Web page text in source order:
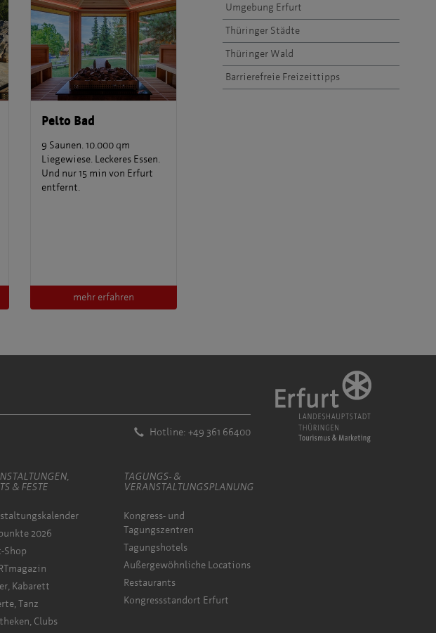
Pelto Bad
9 Saunen. 10.000 qm
Liegewiese. Leckeres Essen.
Und nur 15 min von Erfurt
entfernt.
mehr erfahren
Umgebung Erfurt
Thüringer Städte
Thüringer Wald
Barrierefreie Freizeittipps
Hotline: +49 361 66400
& FESTE
2026
Shop
Kabarett
Tanz
Clubs
TAGUNGS- &
VERANSTALTUNGSPLANUNG
Kongress- und
Tagungszentren
Tagungshotels
Außergewöhnliche Locations
Restaurants
Kongressstandort Erfurt